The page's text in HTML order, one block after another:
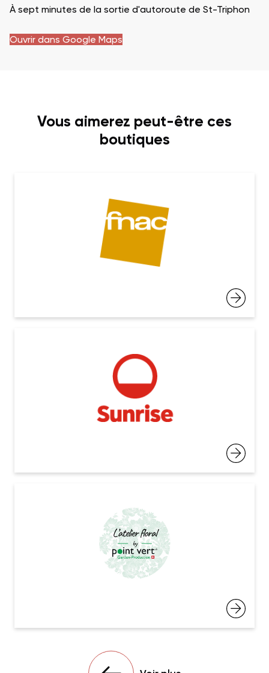
À sept minutes de la sortie d'autoroute de St-Triphon
Ouvrir dans Google Maps
Vous aimerez peut-être ces
boutiques